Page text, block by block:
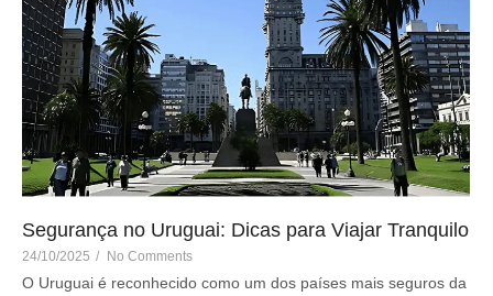
Segurança no Uruguai: Dicas para Viajar Tranquilo
24/10/2025 / No Comments
O Uruguai é reconhecido como um dos países mais seguros da